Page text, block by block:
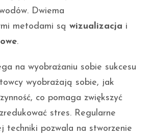
Dwiema
metodami są wizualizacja i
.
na wyobrażaniu sobie sukcesu
wyobrażają sobie, jak
co pomaga zwiększyć
stres. Regularne
techniki pozwala na stworzenie